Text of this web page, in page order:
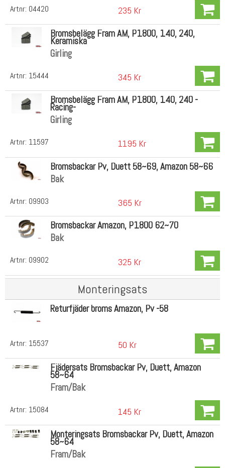
Artnr: 04420 235 Kr
Artnr: 15444
Bromsbelägg Fram AM, P1800, 140, 240,
Keramiska
Girling
345 Kr
Artnr: 11597
Bromsbelägg Fram AM, P1800, 140, 240 -
Racing-
Girling
1195 Kr
Artnr: 09903
Bromsbackar Pv, Duett 58~69, Amazon 58~66
Bak
365 Kr
Artnr: 09902
Bromsbackar Amazon, P1800 62~70
Bak
325 Kr
Monteringsats
Artnr: 15537
Returfjäder broms Amazon, Pv -58
50 Kr
Artnr: 15084
Fjädersats Bromsbackar Pv, Duett, Amazon
58~64
Fram/Bak
145 Kr
Monteringsats Bromsbackar Pv, Duett, Amazon
58~64
Fram/Bak